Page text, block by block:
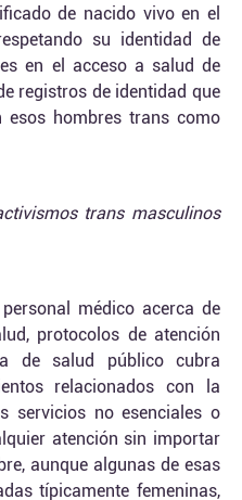
de nacido vivo en el
su identidad de
en el acceso a salud de
registros de identidad que
hombres trans como
trans masculinos
médico acerca de
protocolos de atención
de salud público cubra
relacionados con la
servicios no esenciales o
atención sin importar
aunque algunas de esas
típicamente femeninas,